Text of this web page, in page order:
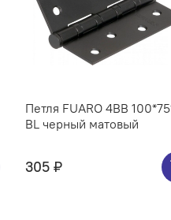
Петля FUARO 4BB
BL черный матовый
305 ₽